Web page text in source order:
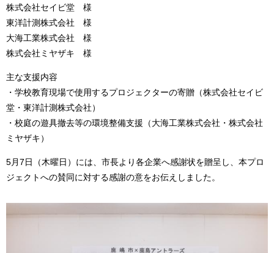
株式会社セイビ堂 様
東洋計測株式会社 様
大海工業株式会社 様
株式会社ミヤザキ 様
主な支援内容
・学校教育現場で使用するプロジェクターの寄贈（株式会社セイビ
堂・東洋計測株式会社）
・校庭の遊具撤去等の環境整備支援（大海工業株式会社・株式会社
ミヤザキ）
5月7日（木曜日）には、市長より各企業へ感謝状を贈呈し、本プロ
ジェクトへの賛同に対する感謝の意をお伝えしました。